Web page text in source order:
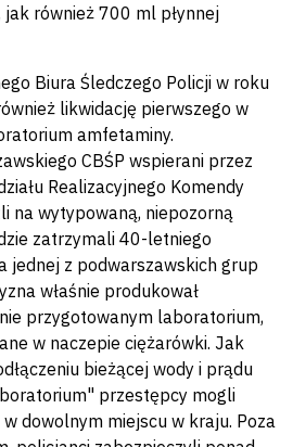
również 700 ml płynnej
Biura Śledczego Policji w roku
likwidację pierwszego w
amfetaminy.
CBŚP wspierani przez
Realizacyjnego Komendy
na wytypowaną, niepozorną
zatrzymali 40-letniego
jednej z podwarszawskich grup
właśnie produkował
przygotowanym laboratorium,
w naczepie ciężarówki. Jak
bieżącej wody i prądu
przestępcy mogli
dowolnym miejscu w kraju. Poza